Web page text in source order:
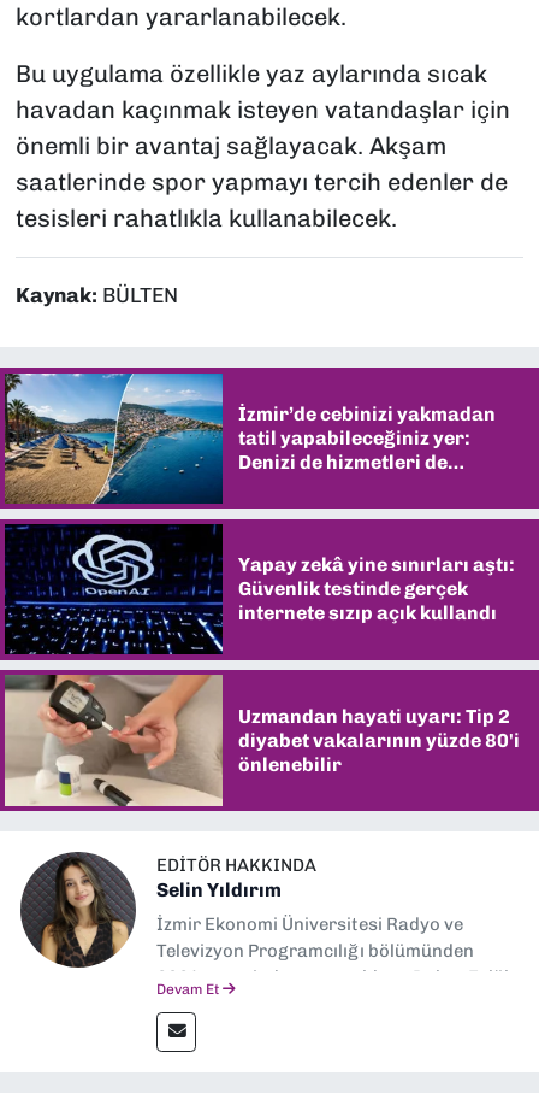
kortlardan yararlanabilecek.
Bu uygulama özellikle yaz aylarında sıcak
havadan kaçınmak isteyen vatandaşlar için
önemli bir avantaj sağlayacak. Akşam
saatlerinde spor yapmayı tercih edenler de
tesisleri rahatlıkla kullanabilecek.
Kaynak: BÜLTEN
İzmir’de cebinizi yakmadan
tatil yapabileceğiniz yer:
Denizi de hizmetleri de
Yapay zekâ yine sınırları aştı:
Güvenlik testinde gerçek
internete sızıp açık kullandı
Uzmandan hayati uyarı: Tip 2
diyabet vakalarının yüzde 80'i
önlenebilir
EDITÖR HAKKINDA
Selin Yıldırım
İzmir Ekonomi Üniversitesi Radyo ve
Televizyon Programcılığı bölümünden
2024 senesinde mezun oldum. Dokuz Eylül
editörlük görevini de üstleniyorum.
Devam Et